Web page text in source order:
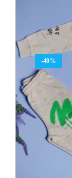
-40%